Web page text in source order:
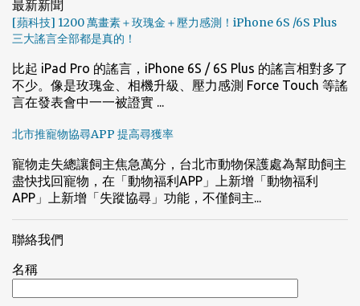
最新新聞
[蘋科技] 1200 萬畫素＋玫瑰金＋壓力感測！iPhone 6S /6S Plus
三大謠言全部都是真的！
比起 iPad Pro 的謠言，iPhone 6S / 6S Plus 的謠言相對多了
不少。像是玫瑰金、相機升級、壓力感測 Force Touch 等謠
言在發表會中一一被證實 ...
北市推寵物協尋APP 提高尋獲率
寵物走失總讓飼主焦急萬分，台北市動物保護處為幫助飼主
盡快找回寵物，在「動物福利APP」上新增「動物福利
APP」上新增「失蹤協尋」功能，不僅飼主...
聯絡我們
名稱